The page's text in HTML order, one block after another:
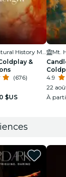
&
(676)
$US
Mt.
4.9
22
À